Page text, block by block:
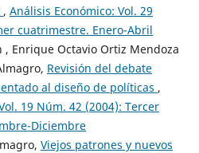
, Análisis Económico: Vol. 29
cuatrimestre. Enero-Abril
, Enrique Octavio Ortiz Mendoza
Revisión del debate
al diseño de políticas ,
19 Núm. 42 (2004): Tercer
Diciembre
Viejos patrones y nuevos